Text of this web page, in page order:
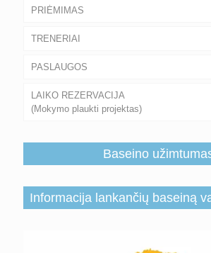
PRIĖMIMAS
TRENERIAI
PASLAUGOS
LAIKO REZERVACIJA
(Mokymo plaukti projektas)
Baseino
Informacija lankančių baseiną